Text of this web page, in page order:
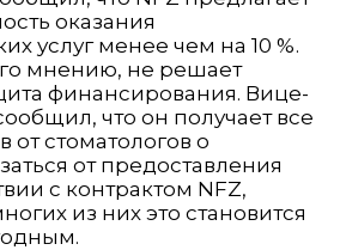
оказания
услуг менее чем на 10 %.
мнению, не решает
финансирования. Вице-
что он получает все
от стоматологов о
от предоставления
с контрактом NFZ,
из них это становится